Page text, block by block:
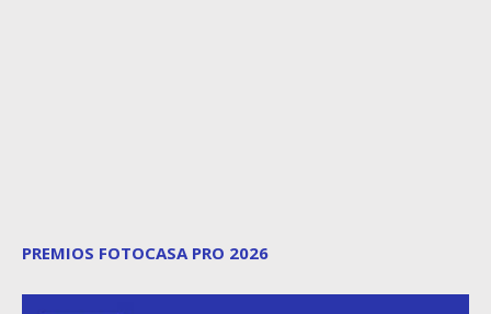
PREMIOS FOTOCASA PRO 2026